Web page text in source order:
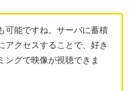
可能ですね。サーバに蓄積
アクセスすることで、好き
ングで映像が視聴できま